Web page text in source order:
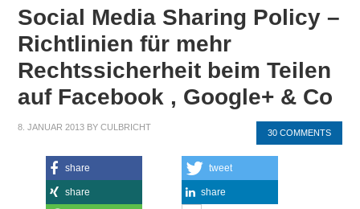
Social Media Sharing Policy –
Richtlinien für mehr
Rechtssicherheit beim Teilen
auf Facebook , Google+ & Co
8. JANUAR 2013 BYCULBRICHT
30 COMMENTS
share tweet
share share